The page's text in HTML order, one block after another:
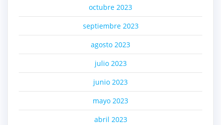
octubre 2023
septiembre 2023
agosto 2023
julio 2023
junio 2023
mayo 2023
abril 2023